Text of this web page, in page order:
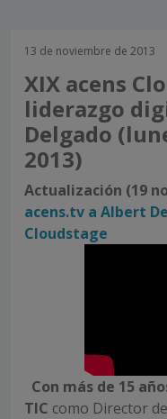
13 de noviembre de 2013
XIX acens
liderazgo
Delgado
2013)
Actualización (19
acens.tv a Albert
Cloudstage
Con más de 15
TIC como Director